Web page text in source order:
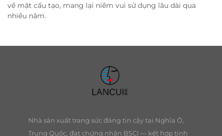
về mặt cấu tạo, mang lại niềm vui sử dụng lâu dài qua
nhiều năm.
Nhà sản xuất trang sức đáng tin cậy tại Nghĩa Ô,
Trung Quốc, đạt chứng nhận BSCI — kết hợp tinh